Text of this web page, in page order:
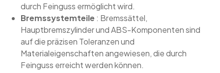
durch Feinguss ermöglicht wird.
Bremssystemteile : Bremssättel,
Hauptbremszylinder und ABS-Komponenten sind
auf die präzisen Toleranzen und
Materialeigenschaften angewiesen, die durch
Feinguss erreicht werden können.